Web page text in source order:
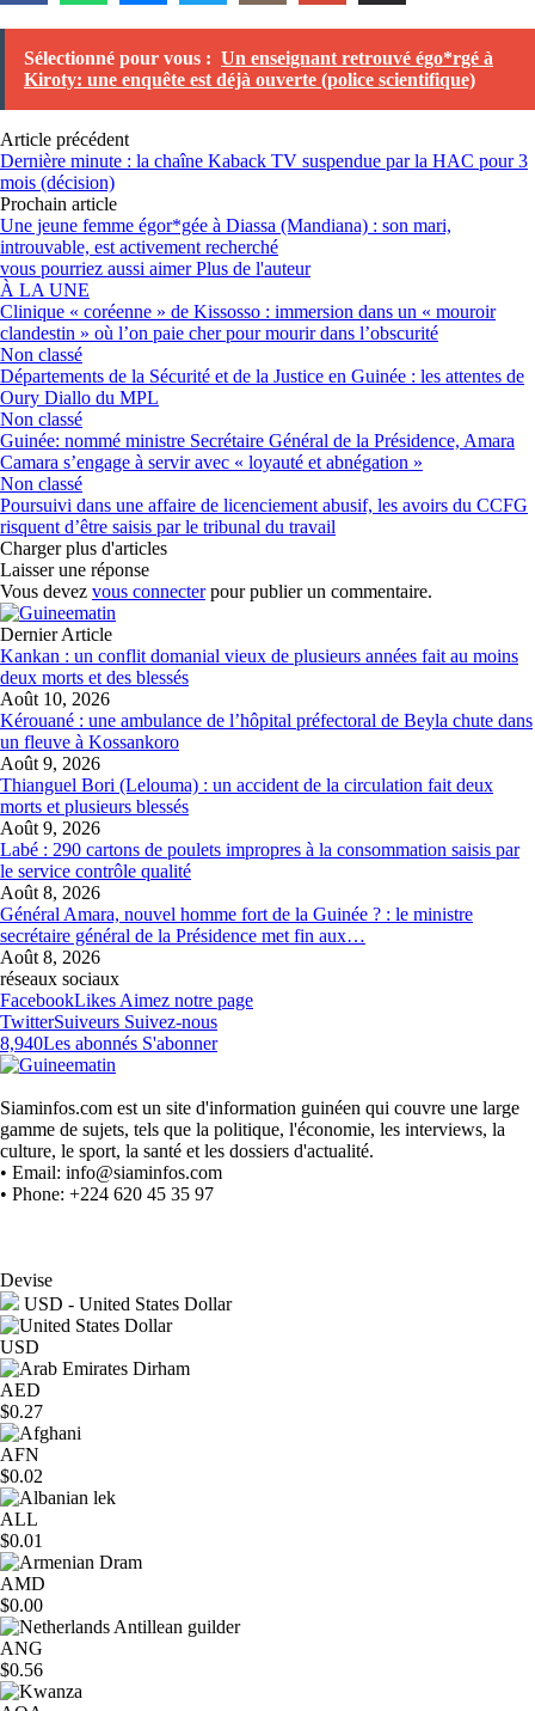
Sélectionné pour vous : Un enseignant retrouvé égo*rgé à
Kiroty: une enquête est déjà ouverte (police scientifique)
Article précédent
Dernière minute : la chaîne Kaback TV suspendue par la HAC pour 3
mois (décision)
Prochain article
Une jeune femme égor*gée à Diassa (Mandiana) : son mari,
introuvable, est activement recherché
vous pourriez aussi aimer Plus de l'auteur
À LA UNE
Clinique « coréenne » de Kissosso : immersion dans un « mouroir
clandestin » où l’on paie cher pour mourir dans l’obscurité
Non classé
Départements de la Sécurité et de la Justice en Guinée : les attentes de
Oury Diallo du MPL
Non classé
Guinée: nommé ministre Secrétaire Général de la Présidence, Amara
Camara s’engage à servir avec « loyauté et abnégation »
Non classé
Poursuivi dans une affaire de licenciement abusif, les avoirs du CCFG
risquent d’être saisis par le tribunal du travail
Charger plus d'articles
Laisser une réponse
Vous devez vous connecterpour publier un commentaire.
Dernier Article
Kankan : un conflit domanial vieux de plusieurs années fait au moins
deux morts et des blessés
Août 10, 2026
Kérouané : une ambulance de l’hôpital préfectoral de Beyla chute dans
un fleuve à Kossankoro
Août 9, 2026
Thianguel Bori (Lelouma) : un accident de la circulation fait deux
morts et plusieurs blessés
Août 9, 2026
Labé : 290 cartons de poulets impropres à la consommation saisis par
le service contrôle qualité
Août 8, 2026
Général Amara, nouvel homme fort de la Guinée ? : le ministre
secrétaire général de la Présidence met fin aux…
Août 8, 2026
réseaux sociaux
FacebookLikes Aimez notre page
TwitterSuiveurs Suivez-nous
8,940Les abonnés S'abonner
Siaminfos.com est un site d'information guinéen qui couvre une large
gamme de sujets, tels que la politique, l'économie, les interviews, la
culture, le sport, la santé et les dossiers d'actualité.
• Email: info@siaminfos.com
• Phone: +224 620 45 35 97
Devise
USD - United States Dollar
USD
AED
$0.27
AFN
$0.02
ALL
$0.01
AMD
$0.00
ANG
$0.56